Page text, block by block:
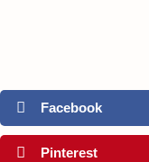
Facebook
Pinterest